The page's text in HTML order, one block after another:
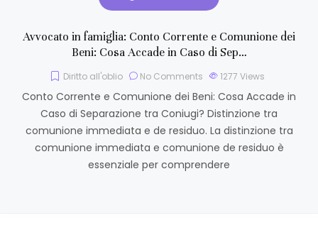
Avvocato in famiglia: Conto Corrente e Comunione dei
Beni: Cosa Accade in Caso di Sep…
Diritto all'oblio No Comments 1277 Views
Conto Corrente e Comunione dei Beni: Cosa Accade in
Caso di Separazione tra Coniugi? Distinzione tra
comunione immediata e de residuo. La distinzione tra
comunione immediata e comunione de residuo è
essenziale per comprendere